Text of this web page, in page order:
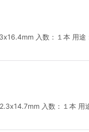
入数：１本 用
入数：１本 用